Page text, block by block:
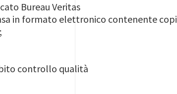
Bureau Veritas
in formato elettronico contenente
controllo qualità